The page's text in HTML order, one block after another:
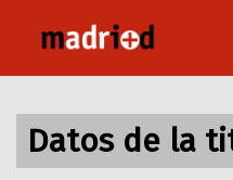
contenido
principal
Datos de la